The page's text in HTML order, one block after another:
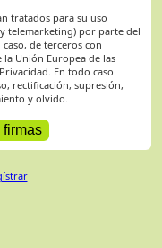
tratados para su uso
telemarketing) por parte del
de terceros con
Unión Europea de las
En todo caso
rectificación, supresión,
y olvido.